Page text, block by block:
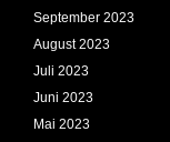
September 2023
August 2023
Juli 2023
Juni 2023
Mai 2023